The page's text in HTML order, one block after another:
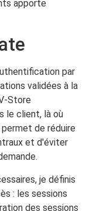
apporte
par
validées à la
Store
le client, là où
de réduire
et d'éviter
je définis
: les sessions
des sessions